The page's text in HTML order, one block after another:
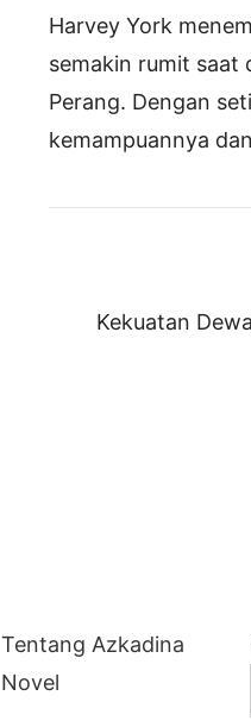
Harvey York
semakin rumit saat
Perang. Dengan
kemampuannya
Kekuatan Dewa
Tentang Azkadina
Novel